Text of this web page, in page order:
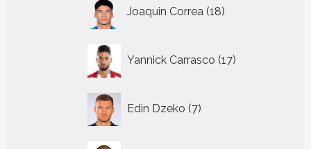
Joaquin Correa 18
producten
Yannick Carrasco 17
producten
Edin Dzeko 7
producten